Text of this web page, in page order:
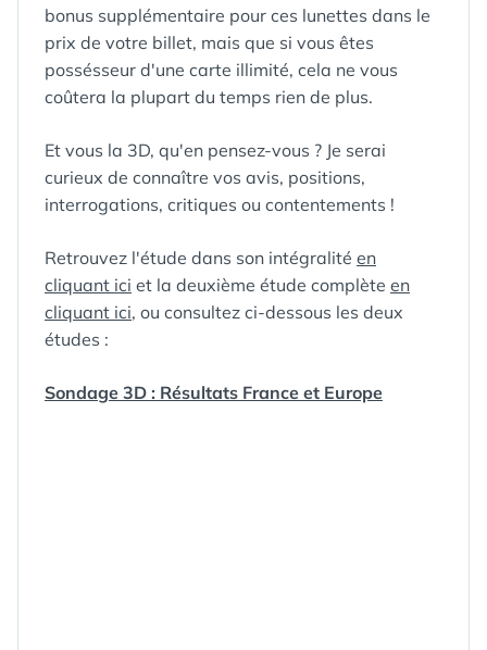
bonus supplémentaire pour ces lunettes dans le
prix de votre billet, mais que si vous êtes
possésseur d'une carte illimité, cela ne vous
coûtera la plupart du temps rien de plus.
Et vous la 3D, qu'en pensez-vous ? Je serai
curieux de connaître vos avis, positions,
interrogations, critiques ou contentements !
Retrouvez l'étude dans son intégralité en
cliquant ici et la deuxième étude complète en
cliquant ici, ou consultez ci-dessous les deux
études :
Sondage 3D : Résultats France et Europe